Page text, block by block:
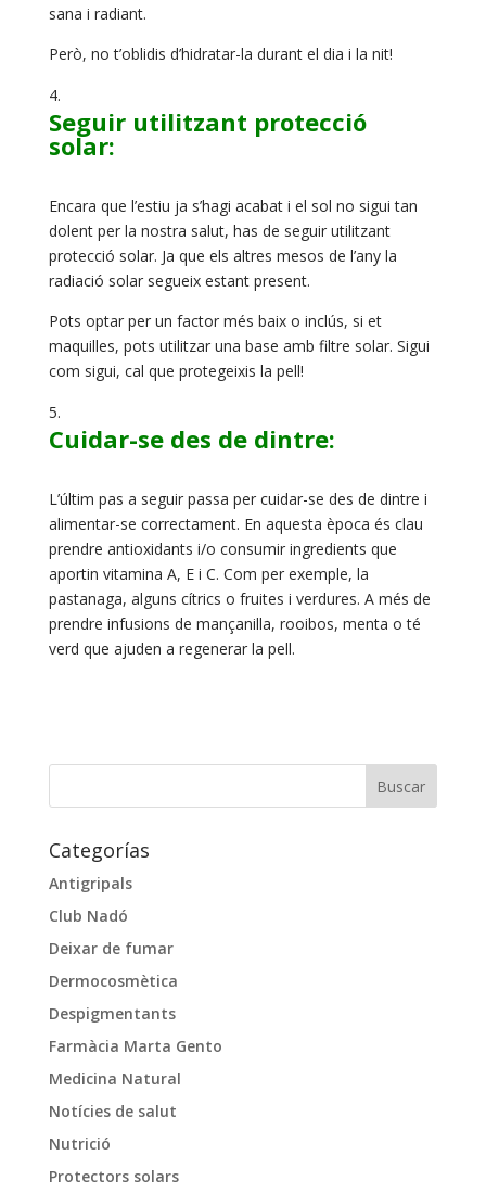
sana i radiant.
Però, no t’oblidis d’hidratar-la durant el dia i la nit!
Seguir utilitzant protecció
solar:
Encara que l’estiu ja s’hagi acabat i el sol no sigui tan
dolent per la nostra salut, has de seguir utilitzant
protecció solar. Ja que els altres mesos de l’any la
radiació solar segueix estant present.
Pots optar per un factor més baix o inclús, si et
maquilles, pots utilitzar una base amb filtre solar. Sigui
com sigui, cal que protegeixis la pell!
Cuidar-se des de dintre:
L’últim pas a seguir passa per cuidar-se des de dintre i
alimentar-se correctament. En aquesta època és clau
prendre antioxidants i/o consumir ingredients que
aportin vitamina A, E i C. Com per exemple, la
pastanaga, alguns cítrics o fruites i verdures. A més de
prendre infusions de mançanilla, rooibos, menta o té
verd que ajuden a regenerar la pell.
Categorías
Antigripals
Club Nadó
Deixar de fumar
Dermocosmètica
Despigmentants
Farmàcia Marta Gento
Medicina Natural
Notícies de salut
Nutrició
Protectors solars